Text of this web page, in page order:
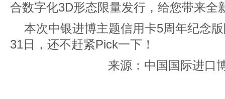
合数字化3D形态限量发行，给您带来全
本次中银进博主题信用卡5周年纪念
31日，还不赶紧Pick一下！
来源：中国国际进口